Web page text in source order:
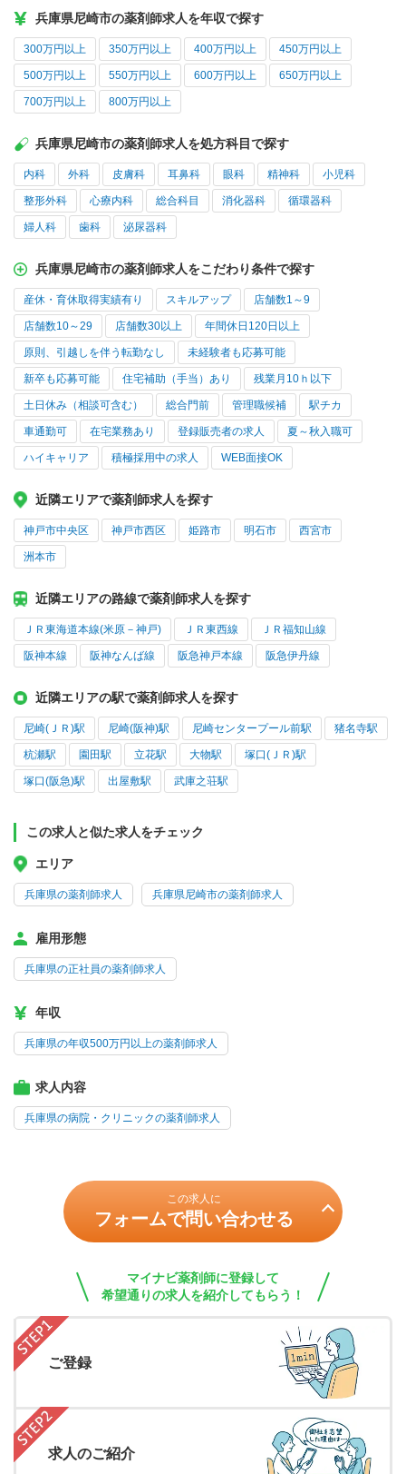
兵庫県尼崎市の薬剤師求人を年収で探す
300万円以上 350万円以上 400万円以上 450万円以上
500万円以上 550万円以上 600万円以上 650万円以上
700万円以上 800万円以上
兵庫県尼崎市の薬剤師求人を処方科目で探す
内科 外科 皮膚科 耳鼻科 眼科 精神科 小児科
整形外科 心療内科 総合科目 消化器科 循環器科
婦人科 歯科 泌尿器科
兵庫県尼崎市の薬剤師求人をこだわり条件で探す
産休・育休取得実績有り スキルアップ 店舗数1～9
店舗数10～29 店舗数30以上 年間休日120日以上
原則、引越しを伴う転勤なし 未経験者も応募可能
新卒も応募可能 住宅補助（手当）あり 残業月10ｈ以下
土日休み（相談可含む） 総合門前 管理職候補 駅チカ
車通勤可 在宅業務あり 登録販売者の求人 夏～秋入職可
ハイキャリア 積極採用中の求人 WEB面接OK
近隣エリアで薬剤師求人を探す
神戸市中央区 神戸市西区 姫路市 明石市 西宮市
洲本市
近隣エリアの路線で薬剤師求人を探す
ＪＲ東海道本線(米原－神戸) ＪＲ東西線 ＪＲ福知山線
阪神本線 阪神なんば線 阪急神戸本線 阪急伊丹線
近隣エリアの駅で薬剤師求人を探す
尼崎(ＪＲ)駅 尼崎(阪神)駅 尼崎センタープール前駅 猪名寺駅
杭瀬駅 園田駅 立花駅 大物駅 塚口(ＪＲ)駅
塚口(阪急)駅 出屋敷駅 武庫之荘駅
この求人と似た求人をチェック
エリア
兵庫県の薬剤師求人 兵庫県尼崎市の薬剤師求人
雇用形態
兵庫県の正社員の薬剤師求人
年収
兵庫県の年収500万円以上の薬剤師求人
求人内容
兵庫県の病院・クリニックの薬剤師求人
この求人に
フォームで問い合わせる
マイナビ薬剤師に登録して
希望通りの求人を紹介してもらう！
ご登録
求人のご紹介